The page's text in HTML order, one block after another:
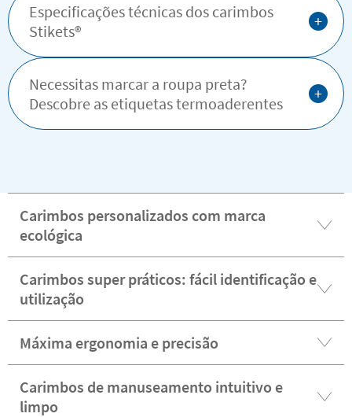
Especificações técnicas dos carimbos
Stikets®️
+
Necessitas marcar a roupa preta?
Descobre as etiquetas termoaderentes
+
Carimbos personalizados com marca
ecológica
Carimbos super práticos: fácil identificação e
utilização
Máxima ergonomia e precisão
Carimbos de manuseamento intuitivo e
limpo